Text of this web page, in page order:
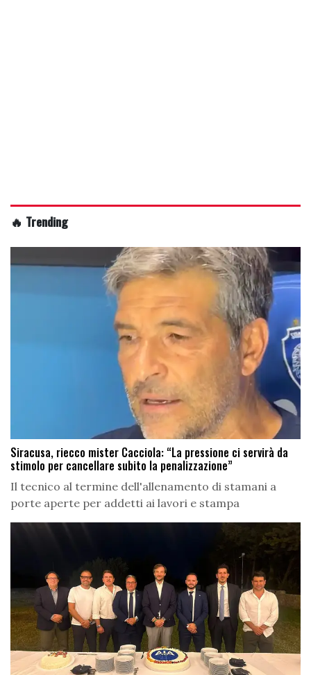
🔥 Trending
Siracusa, riecco mister Cacciola: “La pressione ci servirà da
stimolo per cancellare subito la penalizzazione”
Il tecnico al termine dell'allenamento di stamani a
porte aperte per addetti ai lavori e stampa